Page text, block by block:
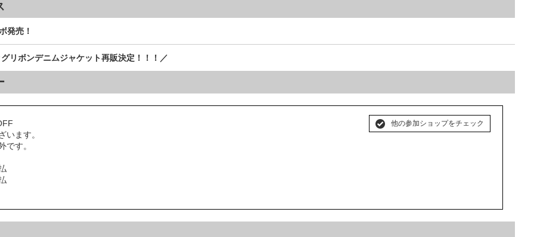
発売！
リボンデニムジャケット再販決定！！！／
ます。
です。
他の参加ショップをチェック